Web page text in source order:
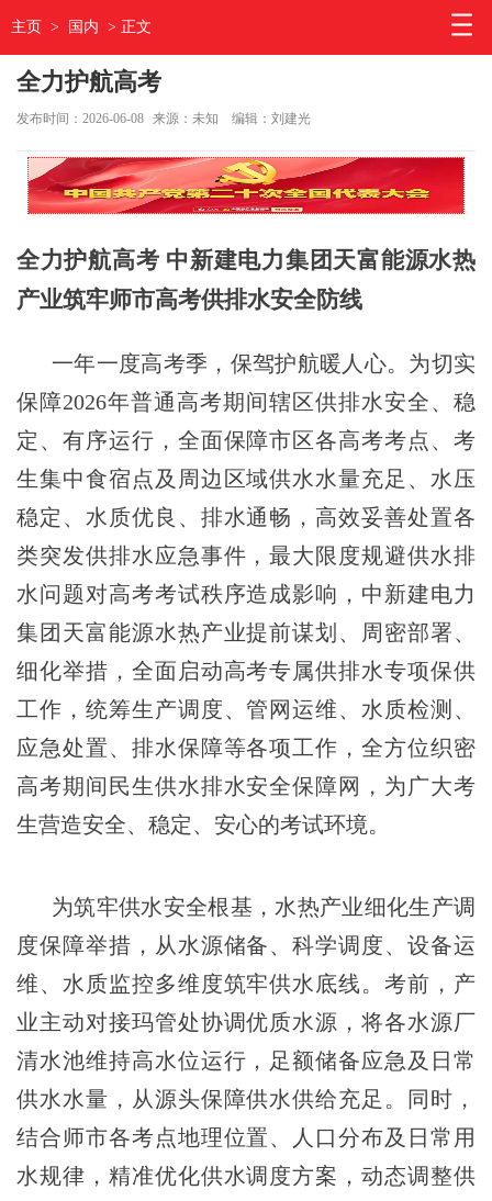
主页 > 国内 > 正文
全力护航高考
发布时间：2026-06-08 来源：未知 编辑：刘建光
全力护航高考 中新建电力集团天富能源水热
产业筑牢师市高考供排水安全防线
一年一度高考季，保驾护航暖人心。为切实
保障2026年普通高考期间辖区供排水安全、稳
定、有序运行，全面保障市区各高考考点、考
生集中食宿点及周边区域供水水量充足、水压
稳定、水质优良、排水通畅，高效妥善处置各
类突发供排水应急事件，最大限度规避供水排
水问题对高考考试秩序造成影响，中新建电力
集团天富能源水热产业提前谋划、周密部署、
细化举措，全面启动高考专属供排水专项保供
工作，统筹生产调度、管网运维、水质检测、
应急处置、排水保障等各项工作，全方位织密
高考期间民生供水排水安全保障网，为广大考
生营造安全、稳定、安心的考试环境。
为筑牢供水安全根基，水热产业细化生产调
度保障举措，从水源储备、科学调度、设备运
维、水质监控多维度筑牢供水底线。考前，产
业主动对接玛管处协调优质水源，将各水源厂
清水池维持高水位运行，足额储备应急及日常
供水水量，从源头保障供水供给充足。同时，
结合师市各考点地理位置、人口分布及日常用
水规律，精准优化供水调度方案，动态调整供